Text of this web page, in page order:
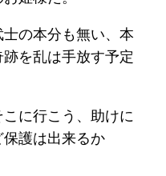
の本分も無い、本
を乱は手放す予定
こに行こう、助けに
護は出来るか